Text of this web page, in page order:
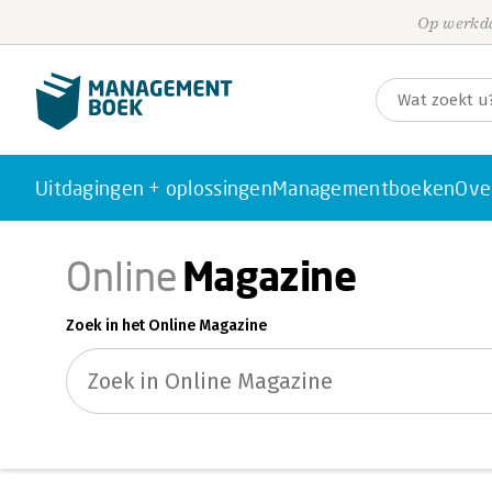
Op
Uitdagingen + oplossingenManagementboeken
OnlineMagazine
Zoek in het Online Magazine